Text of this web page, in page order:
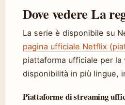
Dove vedere La
La serie è disponibile su
pagina ufficiale Netflix
piattaforma ufficiale per
disponibilità in più lingue,
Piattaforme di streaming